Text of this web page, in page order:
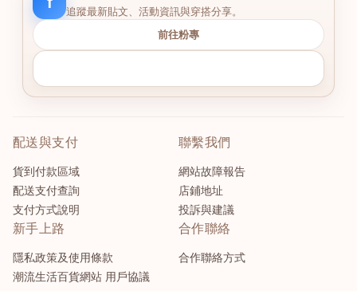
追蹤最新貼文、活動資訊與穿搭分享。
前往粉專
配送與支付
貨到付款區域
配送支付查詢
支付方式說明
聯繫我們
網站故障報告
店鋪地址
投訴與建議
新手上路
隱私政策及使用條款
潮流生活百貨網站 用戶協議
合作聯絡
合作聯絡方式